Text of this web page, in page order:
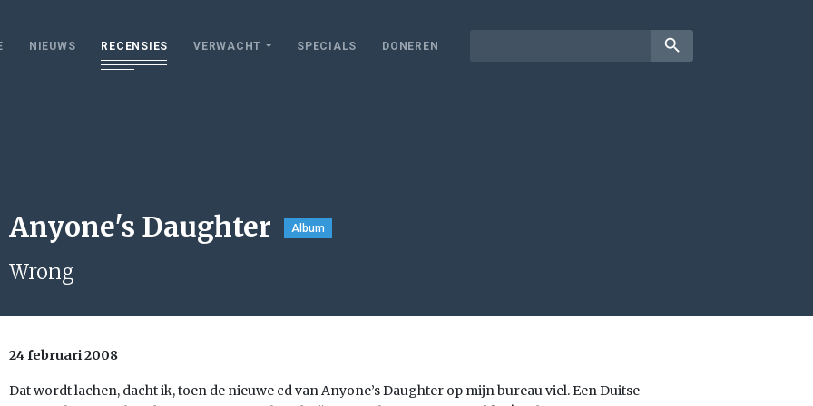
NIEUWS RECENSIES VERWACHT SPECIALS DONEREN search
Anyone's Daughter Album
Wrong
24 februari 2008
Dat wordt lachen, dacht ik, toen de nieuwe cd van Anyone’s Daughter op mijn bureau viel. Een Duitse